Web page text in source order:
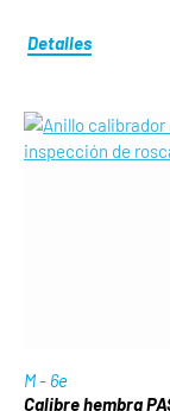
Detalles
M - 6e
Calibre hembra